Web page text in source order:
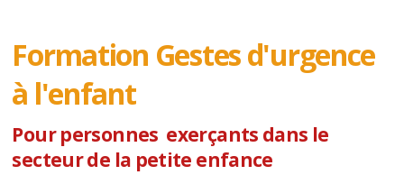
Formation Gestes d'urgence
à l'enfant
Pour personnes exerçants dans le
secteur de la petite enfance